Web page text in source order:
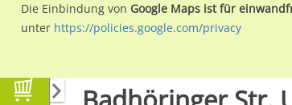
Die Einbindung von Google Maps ist für
unter https://policies.google.com/privacy